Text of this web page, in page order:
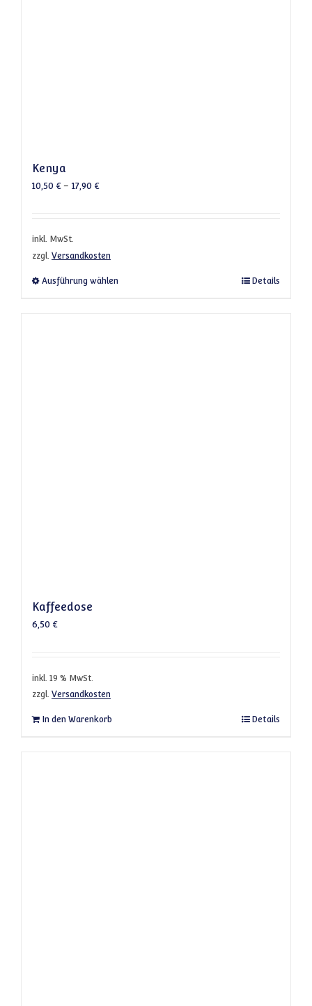
Kenya
10,50 €– 17,90 €
inkl. MwSt.
zzgl. Versandkosten
Ausführung wählen Dieses Produkt weist mehrere Varianten
Details
Kaffeedose
6,50 €
inkl. 19 % MwSt.
zzgl. Versandkosten
In den Warenkorb Details